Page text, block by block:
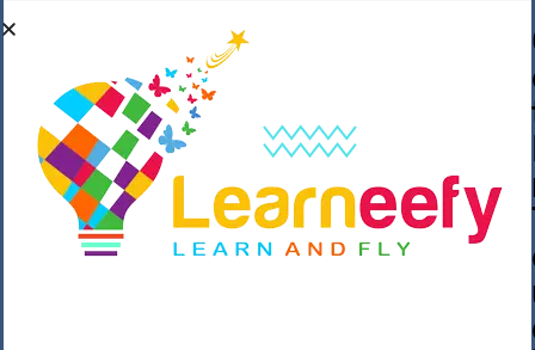
��o��C���ǡ���,����*�3��#eۧ_>\��z
�K{DQg�Ϯ��]u��3o�V~�/��@��??
����Y�]�s�n���s
����p��|
��^��������$��ٽ�P���~��4���Snn^
$ ����Ogy/|>ڿ|�I��'A�n��1�$�}
=c"'��K���X�:��?j�ԫ��-